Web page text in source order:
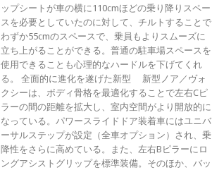
ップシートが車の横に110cmほどの乗り降りスペー
スを必要としていたのに対して、チルトすることで
わずか55cmのスペースで、乗員もよりスムーズに
立ち上がることができる。普通の駐車場スペースを
使用できることも心理的なハードルを下げてくれ
る。 全面的に進化を遂げた新型 新型ノア／ヴォ
クシーは、ボディ骨格を最適化することで左右Cピ
ラーの間の距離を拡大し、室内空間がより開放的に
なっている。パワースライドドア装着車にはユニバ
ーサルステップが設定（全車オプション）され、乗
降性をさらに高めている。また、左右Bピラーにロ
ングアシストグリップを標準装備。そのほか、バッ